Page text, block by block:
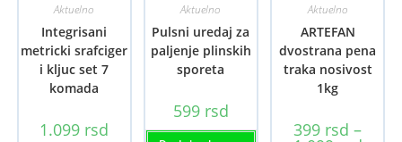
Aktuelno
Integrisani
metricki srafciger
i kljuc set 7
komada
1.099 rsd
Aktuelno
Pulsni uredaj za
paljenje plinskih
sporeta
599 rsd
Aktuelno
ARTEFAN
dvostrana pena
traka nosivost
1kg
399 rsd –